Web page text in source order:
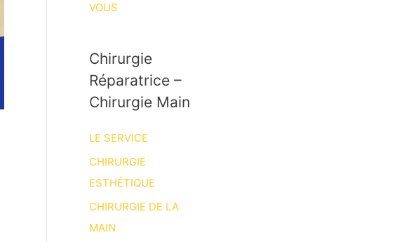
VOUS
Chirurgie
Réparatrice –
Chirurgie Main
LE SERVICE
CHIRURGIE
ESTHÉTIQUE
CHIRURGIE DE LA
MAIN